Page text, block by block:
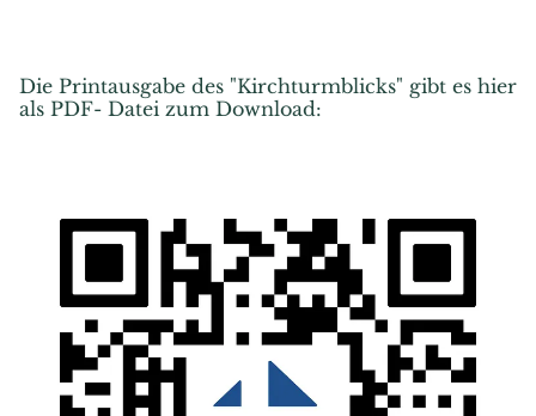
Die Printausgabe des "Kirchturmblicks" gibt es hier
als PDF- Datei zum Download: